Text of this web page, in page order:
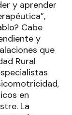
y aprender
Cabe
y
que
Rural
en
La